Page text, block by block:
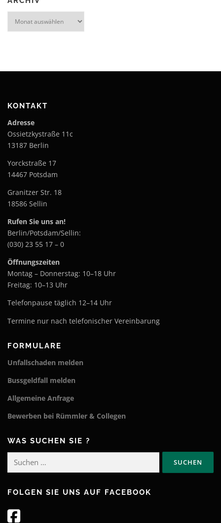
KONTAKT
Adresse
Ossietzkystraße 11c
13187 Berlin
Yorckstraße 17
14467 Potsdam
Granitzer Str. 18
18586 Sellin
Rufen Sie uns an!
Berlin/Potsdam/Sellin:
(030) 23 55 17 – 0
Öffnungszeiten
Montag – Donnerstag: 10–18 Uhr
Freitag: 10–13 Uhr
Telefonpause täglich 12–14 Uhr
Termine nur nach telefonischer Vereinbarung
FORMULARE
Unfallschaden melden
Bussgeldfall melden
Allgemeine Anfrage
Bewerben bei Rümmler & Collegen
WAS SUCHEN SIE ?
Suchen
FOLGEN SIE UNS AUF FACEBOOK